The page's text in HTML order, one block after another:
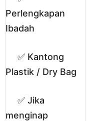
Perlengkapan
Ibadah
✅ Kantong
Plastik / Dry Bag
✅ Jika
menginap